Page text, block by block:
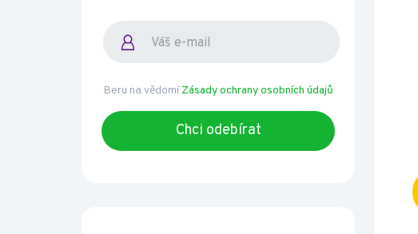
Beru na vědomíZásady ochrany osobních údajů